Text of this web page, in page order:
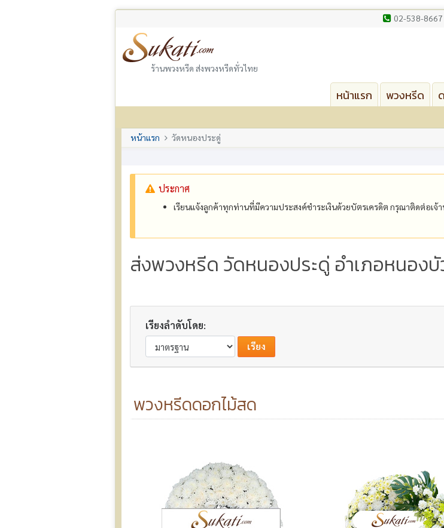
02-538-8667
ร้านพวงหรีด ส่งพวงหรีดทั่วไทย
หน้าแรก พวงหรีด
หน้าแรก วัดหนองประดู่
ประกาศ
เรียนแจ้งลูกค้าทุกท่านที่มีความประสงค์ชำระเงินด้วยบัตรเครดิต กรุณาติดต่อเ
ส่งพวงหรีด วัดหนองประดู่ อำเภอหนอง
เรียงลำดับโดย:
พวงหรีดดอกไม้สด